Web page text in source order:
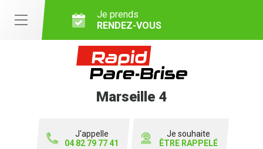
Je prends
RENDEZ-VOUS
Marseille 4
J'appelle
04 82 79 77 41
Je souhaite
ÊTRE RAPPELÉ